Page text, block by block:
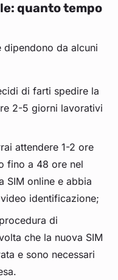
quanto tempo
da alcuni
di farti spedire la
2-5 giorni lavorativi
attendere 1-2 ore
fino a 48 ore nel
SIM online e abbia
identificazione;
di
che la nuova SIM
e sono necessari